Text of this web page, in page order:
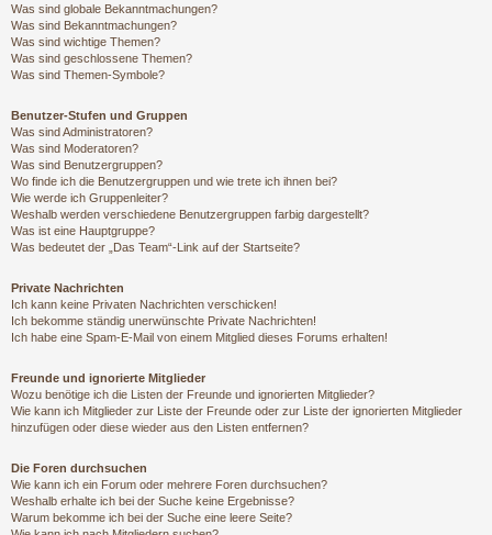
Was sind globale Bekanntmachungen?
Was sind Bekanntmachungen?
Was sind wichtige Themen?
Was sind geschlossene Themen?
Was sind Themen-Symbole?
Benutzer-Stufen und Gruppen
Was sind Administratoren?
Was sind Moderatoren?
Was sind Benutzergruppen?
Wo finde ich die Benutzergruppen und wie trete ich ihnen bei?
Wie werde ich Gruppenleiter?
Weshalb werden verschiedene Benutzergruppen farbig dargestellt?
Was ist eine Hauptgruppe?
Was bedeutet der „Das Team“-Link auf der Startseite?
Private Nachrichten
Ich kann keine Privaten Nachrichten verschicken!
Ich bekomme ständig unerwünschte Private Nachrichten!
Ich habe eine Spam-E-Mail von einem Mitglied dieses Forums erhalten!
Freunde und ignorierte Mitglieder
Wozu benötige ich die Listen der Freunde und ignorierten Mitglieder?
Wie kann ich Mitglieder zur Liste der Freunde oder zur Liste der ignorierten Mitglieder
hinzufügen oder diese wieder aus den Listen entfernen?
Die Foren durchsuchen
Wie kann ich ein Forum oder mehrere Foren durchsuchen?
Weshalb erhalte ich bei der Suche keine Ergebnisse?
Warum bekomme ich bei der Suche eine leere Seite?